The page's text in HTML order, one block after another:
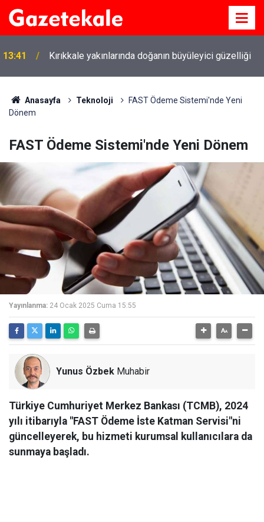
13:41 Kırıkkale yakınlarında doğanın büyüleyici güzelliği
Anasayfa Teknoloji
FAST Ödeme Sistemi'nde Yeni
Dönem
FAST Ödeme Sistemi'nde Yeni Dönem
Yayınlanma: 24 Ocak 2025 Cuma 15:55
Yunus Özbek Muhabir
Türkiye Cumhuriyet Merkez Bankası (TCMB), 2024
yılı itibarıyla "FAST Ödeme İste Katman Servisi"ni
güncelleyerek, bu hizmeti kurumsal kullanıcılara da
sunmaya başladı.